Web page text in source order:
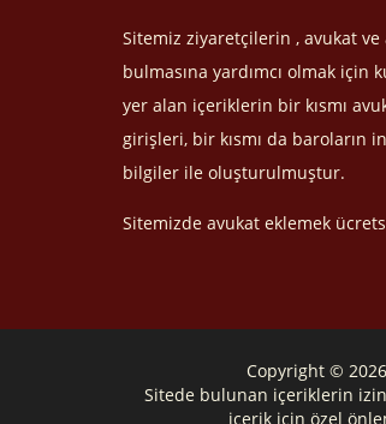
Sitemiz ziyaretçilerin , avukat
bulmasına yardımcı olmak için
yer alan içeriklerin bir kısmı
girişleri, bir kısmı da baroların
bilgiler ile oluşturulmuştur.
Sitemizde avukat eklemek
Copyright ©
Sitede bulunan içeriklerin
içerik için özel